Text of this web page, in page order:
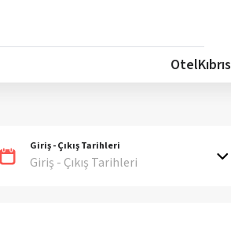
OtelKıbrıs
Giriş - Çıkış Tarihleri
Giriş - Çıkış Tarihleri